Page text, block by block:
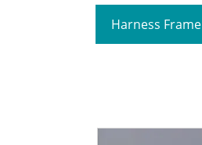
Harness Frame